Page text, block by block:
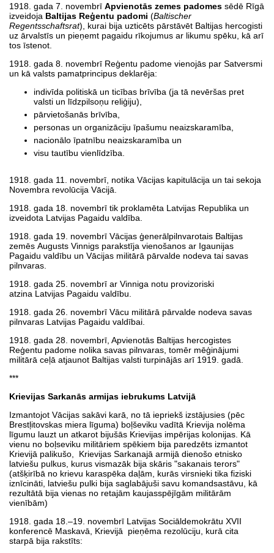
1918. gada 7. novembrī Apvienotās zemes padomes sēdē Rīgā
izveidoja Baltijas Reģentu padomi (Baltischer
Regentsschaftsrat), kurai bija uzticēts pārstāvēt Baltijas hercogisti
uz ārvalstīs un pieņemt pagaidu rīkojumus ar likumu spēku, kā arī
tos īstenot.
1918. gada 8. novembrī Reģentu padome vienojās par Satversmi
un kā valsts pamatprincipus deklarēja:
indivīda politiskā un ticības brīvība (ja tā nevēršas pret
valsti un līdzpilsoņu reliģiju),
pārvietošanās brīvība,
personas un organizāciju īpašumu neaizskaramība,
nacionālo īpatnību neaizskaramība un
visu tautību vienlīdzība.
1918. gada 11. novembrī, notika Vācijas kapitulācija un tai sekoja
Novembra revolūcija Vācijā.
1918. gada 18. novembrī tik proklamēta Latvijas Republika un
izveidota Latvijas Pagaidu valdība.
1918. gada 19. novembrī Vācijas ģenerālpilnvarotais Baltijas
zemēs Augusts Vinnigs parakstīja vienošanos ar Igaunijas
Pagaidu valdību un Vācijas militārā pārvalde nodeva tai savas
pilnvaras.
1918. gada 25. novembrī ar Vinniga notu provizoriski
atzina Latvijas Pagaidu valdību.
1918. gada 26. novembrī Vācu militārā pārvalde nodeva savas
pilnvaras Latvijas Pagaidu valdībai.
1918. gada 28. novembrī, Apvienotās Baltijas hercogistes
Reģentu padome nolika savas pilnvaras, tomēr mēģinājumi
militārā ceļā atjaunot Baltijas valsti turpinājās arī 1919. gadā.
***
Krievijas Sarkanās armijas iebrukums Latvijā
Izmantojot Vācijas sakāvi karā, no tā iepriekš izstājusies (pēc
Brestļitovskas miera līguma) boļševiku vadītā Krievija nolēma
līgumu lauzt un atkarot bijušās Krievijas impērijas kolonijas. Kā
vienu no boļseviku militāriem spēkiem bija paredzēts izmantot
Krievijā palikušo, Krievijas Sarkanajā armijā dienošo etnisko
latviešu pulkus, kurus vismazāk bija skāris "sakanais terors"
(atšķirībā no krievu karaspēka daļām, kurās virsnieki tika fiziski
iznīcināti, latviešu pulki bija saglabājuši savu komandsastāvu, kā
rezultātā bija vienas no retajām kaujasspējīgām militārām
vienībām)
1918. gada 18.–19. novembrī Latvijas Sociāldemokrātu XVII
konferencē Maskavā, Krievijā pieņēma rezolūciju, kurā cita
starpā bija rakstīts: